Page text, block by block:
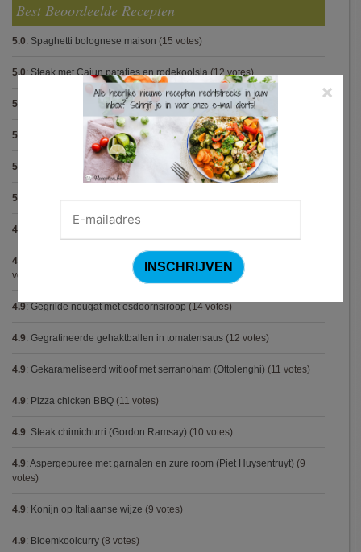
Best Beoordeelde Recepten
5.0: Spaghetti bolognese maison (15 votes)
5.0:Steak met Cajun patatjes en rodekoolsla(12 votes)
5.0 Pasta carbonara met mosselen(5 votes)
5.0 (5 votes)
5.0 Spaghetti met krokante kip (5 votes)
5.0 Bolognese van champignon en linzen (Jamie Oliver)(5 votes)
4.9
4.9 Volkorenspaghetti in mosterdsaus met prei en spek (Colruyt)
votes)
4.9: Gegrilde nougat met esdoornsiroop (14 votes)
4.9: Gegratineerde gehaktballen in tomatensaus (12 votes)
4.9: Gekarameliseerd witloof met serranoham (Ottolenghi) (11 votes)
4.9: Pizza chicken BBQ (11 votes)
4.9: Steak chimichurri (Gordon Ramsay) (10 votes)
4.9: Aspergepuree met garnalen en zure room (Piet Huysentruyt) (9
votes)
4.9: Konijn op Italiaanse wijze (9 votes)
4.9: Bloemkoolcurry (8 votes)
×